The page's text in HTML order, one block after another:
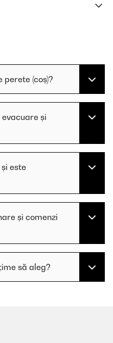
perete (coș)?
și
este
și comenzi
să aleg?